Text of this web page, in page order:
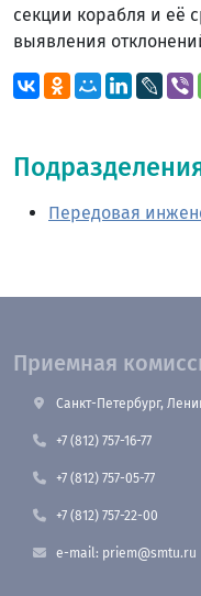
секции корабля и её
выявления
Передовая
Приемная
Санкт-Петербург,
+7 (812) 757-16-77
+7 (812) 757-05-77
+7 (812) 757-22-00
e-mail: priem@smtu.ru